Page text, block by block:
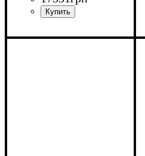
Ширина: 150 см